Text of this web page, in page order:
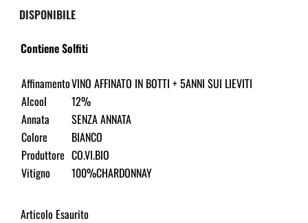
DISPONIBILE
Contiene Solfiti
AffinamentoVINO AFFINATO IN BOTTI + 5ANNI SUI LIEVITI
Alcool
12%
Annata
SENZA ANNATA
Colore
BIANCO
Produttore CO.VI.BIO
Vitigno
100%CHARDONNAY
Articolo Esaurito